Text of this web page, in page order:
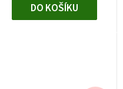
DO KOŠÍKU